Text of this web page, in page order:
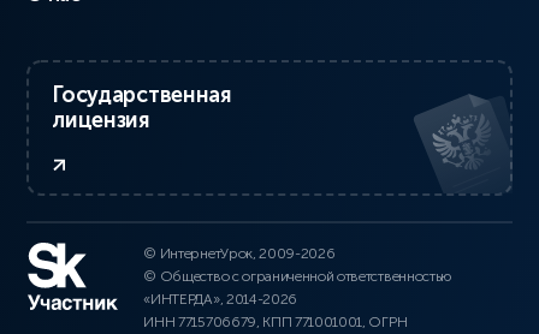
Государственная
лицензия
© ИнтернетУрок, 2009-2026
© Общество с ограниченной ответственностью
«ИНТЕРДА», 2014-2026
ИНН 7715706679, КПП 771001001, ОГРН